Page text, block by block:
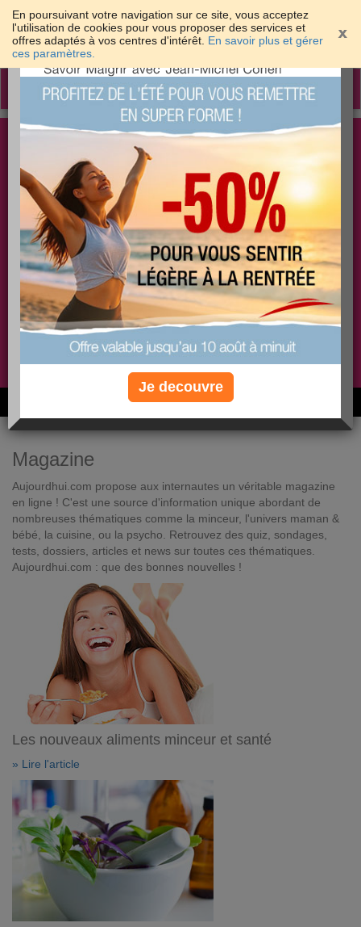
En poursuivant votre navigation sur ce site, vous acceptez
l'utilisation de cookies pour vous proposer des services et
offres adaptés à vos centres d'intérêt. En savoir plus et gérer
ces paramètres.
Toggle
Les meilleures solutions pour maigrir et être bien
dans sa peau
PLUS
EFFICACE
PLUS
SANTÉ
PLUS
COACHING
Non, je préfère le régime gratuit
6M de personnes ont maigri et réappris à manger avec nous
Magazine
Aujourdhui.com propose aux internautes un véritable magazine
en ligne ! C'est une source d'information unique abordant de
nombreuses thématiques comme la minceur, l'univers maman &
bébé, la cuisine, ou la psycho. Retrouvez des quiz, sondages,
tests, dossiers, articles et news sur toutes ces thématiques.
Aujourdhui.com : que des bonnes nouvelles !
Les nouveaux aliments minceur et santé
» Lire l'article
×
Je decouvre